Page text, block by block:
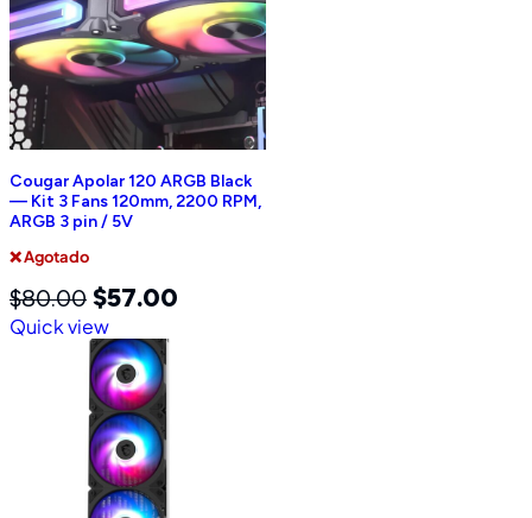
Cougar Apolar 120 ARGB Black
— Kit 3 Fans 120mm, 2200 RPM,
ARGB 3 pin / 5V
❌ Agotado
$80.00 $57.00
Quick view